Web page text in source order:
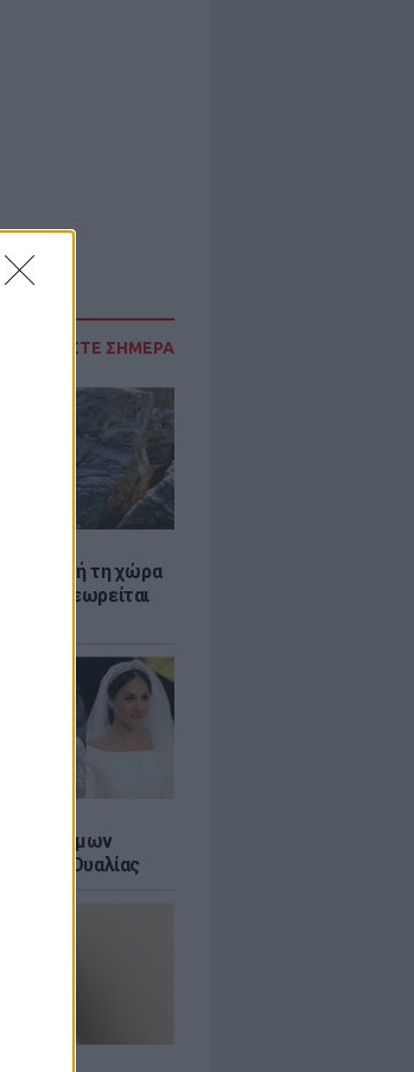
ΔΙΑΒΑΣΤΕ ΣΗΜΕΡΑ
Σε αυτή τη χώρα
δεν θεωρείται
γάμων
της Ουαλίας